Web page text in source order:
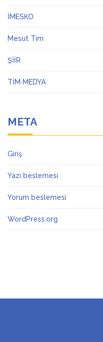
İMESKO
Mesut Tim
ŞİİR
TİM MEDYA
META
Giriş
Yazı beslemesi
Yorum beslemesi
WordPress.org